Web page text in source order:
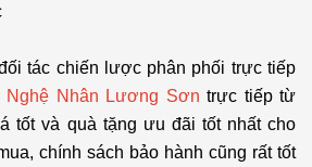
tác chiến lược phân phối trực tiếp
Nghệ Nhân Lương Sơn trực tiếp từ
tốt và quà tặng ưu đãi tốt nhất cho
chính sách bảo hành cũng rất tốt